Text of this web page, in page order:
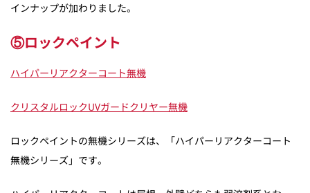
インナップが加わりました。
⑤ロックペイント
ハイパーリアクターコート無機
クリスタルロックUVガードクリヤー無機
ロックペイントの無機シリーズは、「ハイパーリアクターコート
無機シリーズ」です。